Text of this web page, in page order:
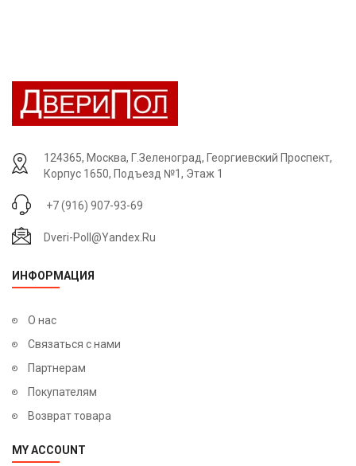
124365, Москва, Г.Зеленоград, Георгиевский Проспект,
Корпус 1650, Подъезд №1, Этаж 1
+7 (916) 907-93-69
Dveri-Poll@yandex.ru
ИНФОРМАЦИЯ
О нас
Связаться с нами
Партнерам
Покупателям
Возврат товара
MY ACCOUNT